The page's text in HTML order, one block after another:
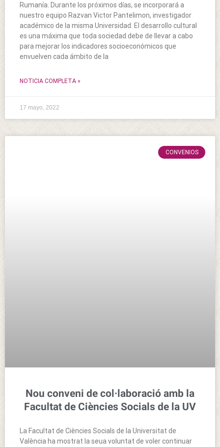
Rumanía. Durante los próximos días, se incorporará a
nuestro equipo Razvan Victor Pantelimon, investigador
académico de la misma Universidad. El desarrollo cultural
es una máxima que toda sociedad debe de llevar a cabo
para mejorar los indicadores socioeconómicos que
envuelven cada ámbito de la
NOTICIA COMPLETA »
17 mayo, 2022
CONVENIOS
Nou conveni de col·laboració amb la
Facultat de Ciències Socials de la UV
La Facultat de Ciències Socials de la Universitat de
València ha mostrat la seua voluntat de voler continuar